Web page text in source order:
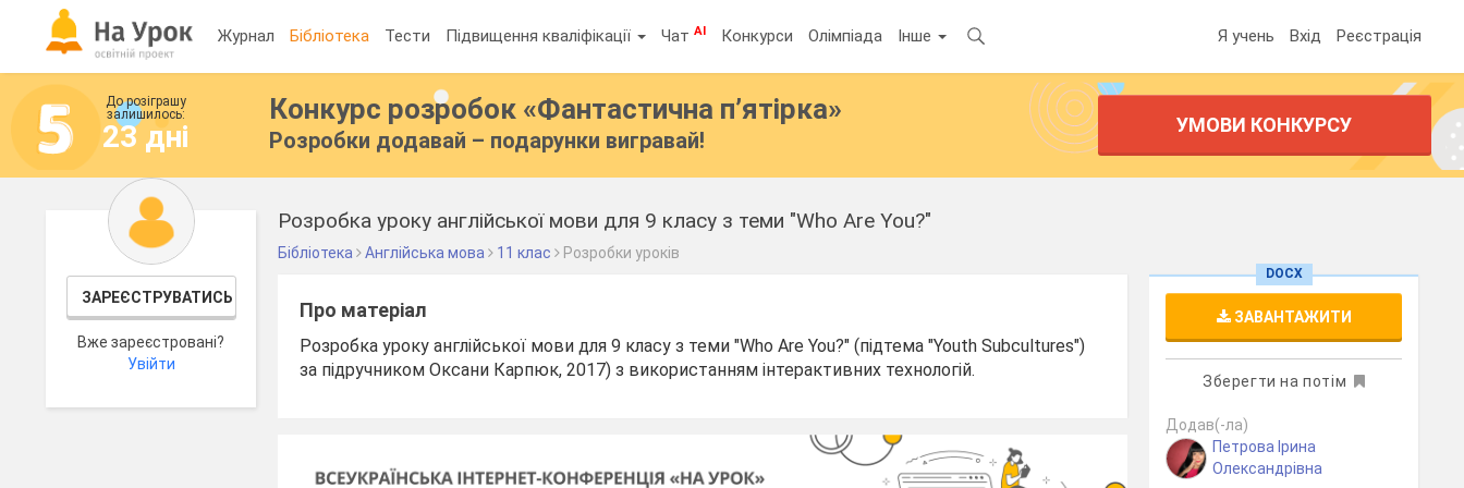
Журнал Бібліотека Тести Підвищення кваліфікації ЧатAI Конкурси Олімпіада Інше Я учень Вхід Реєстрація
До розіграшу
залишилось:
23 дні
Конкурс розробок «Фантастична п’ятірка»
Розробки додавай – подарунки вигравай!
УМОВИ КОНКУРСУ
ЗАРЕЄСТРУВАТИСЬ
Вже зареєстровані?
Увійти
Розробка уроку англійської мови для 9 класу з теми "Who Are You?"
Бібліотека Англійська мова 11 клас Розробки уроків
Про матеріал
Розробка уроку англійської мови для 9 класу з теми "Who Are You?" (підтема "Youth Subcultures")
за підручником Оксани Карпюк, 2017) з використанням інтерактивних технологій.
DOCX
ЗАВАНТАЖИТИ
Зберегти на потім
Додав(-ла)
Петрова Ірина
Олександрівна